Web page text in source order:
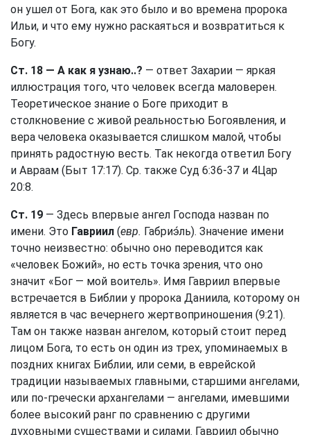
он ушел от Бога, как это было и во времена пророка
Ильи, и что ему нужно раскаяться и возвратиться к
Богу.
Ст. 18 — А как я узнаю..? — ответ Захарии — яркая
иллюстрация того, что человек всегда маловерен.
Теоретическое знание о Боге приходит в
столкновение с живой реальностью Богоявления, и
вера человека оказывается слишком малой, чтобы
принять радостную весть. Так некогда ответил Богу
и Авраам (Быт 17:17). Ср. также Суд 6:36-37 и 4Цар
20:8.
Ст. 19 — Здесь впервые ангел Господа назван по
имени. Это Гавриил (евр. Габриэ́ль). Значение имени
точно неизвестно: обычно оно переводится как
«человек Божий», но есть точка зрения, что оно
значит «Бог — мой воитель». Имя Гавриил впервые
встречается в Библии у пророка Даниила, которому он
является в час вечернего жертвоприношения (9:21).
Там он также назван ангелом, который стоит перед
лицом Бога, то есть он один из трех, упоминаемых в
поздних книгах Библии, или семи, в еврейской
традиции называемых главными, старшими ангелами,
или по-гречески архангелами — ангелами, имевшими
более высокий ранг по сравнению с другими
духовными существами и силами. Гавриил обычно